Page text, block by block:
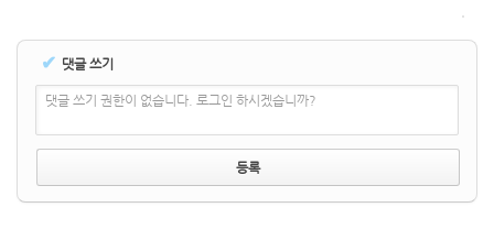
✔ 댓글 쓰기
댓글 쓰기 권한이 없습니다. 로그인 하시겠습니까?